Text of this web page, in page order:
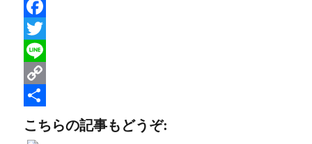
F
a
c
e
b
o
T
w
t
L
n
e
C
o
p
共
有
こちらの記事もどうぞ: